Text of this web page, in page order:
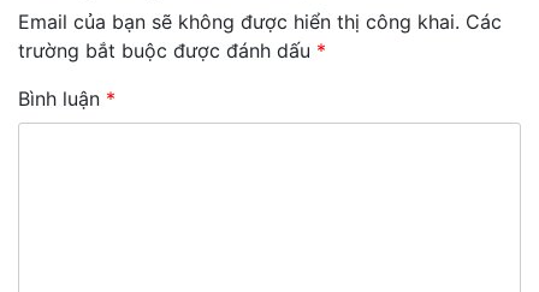
Email của bạn sẽ không được hiển thị công khai. Các
trường bắt buộc được đánh dấu *
Bình luận *